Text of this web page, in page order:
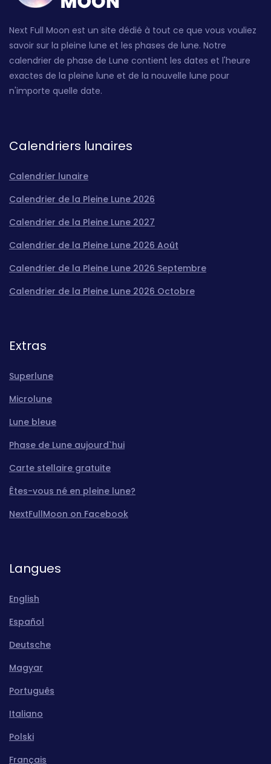
Next Full Moon est un site dédié à tout ce que vous vouliez
savoir sur la pleine lune et les phases de lune. Notre
calendrier de phase de Lune contient les dates et l'heure
exactes de la pleine lune et de la nouvelle lune pour
n'importe quelle date.
Calendriers lunaires
Calendrier lunaire
Calendrier de la Pleine Lune 2026
Calendrier de la Pleine Lune 2027
Calendrier de la Pleine Lune 2026 Août
Calendrier de la Pleine Lune 2026 Septembre
Calendrier de la Pleine Lune 2026 Octobre
Extras
Superlune
Microlune
Lune bleue
Phase de Lune aujourd`hui
Carte stellaire gratuite
Êtes-vous né en pleine lune?
NextFullMoon on Facebook
Langues
English
Español
Deutsche
Magyar
Português
Italiano
Polski
Français